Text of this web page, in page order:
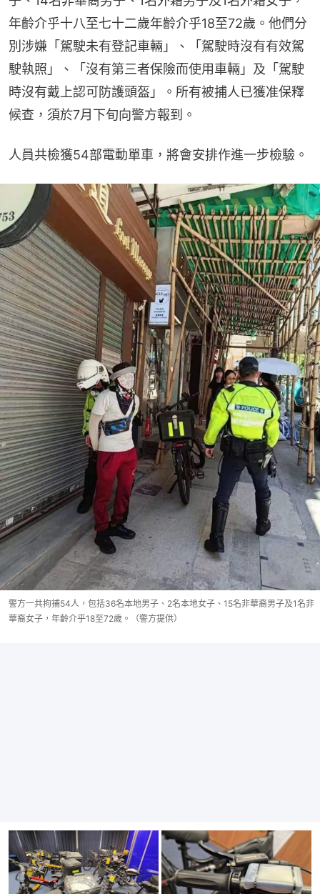
年齡介乎十八至七十二歲年齡介乎18至72歲。他們分
別涉嫌「駕駛未有登記車輛」、「駕駛時沒有有效駕
駛執照」、「沒有第三者保險而使用車輛」及「駕駛
時沒有戴上認可防護頭盔」。所有被捕人已獲准保釋
候查，須於7月下旬向警方報到。
人員共檢獲54部電動單車，將會安排作進一步檢驗。
警方一共拘捕54人，包括36名本地男子、2名本地女子、15名非華裔男子及1名非
華裔女子，年齡介乎18至72歲。（警方提供）